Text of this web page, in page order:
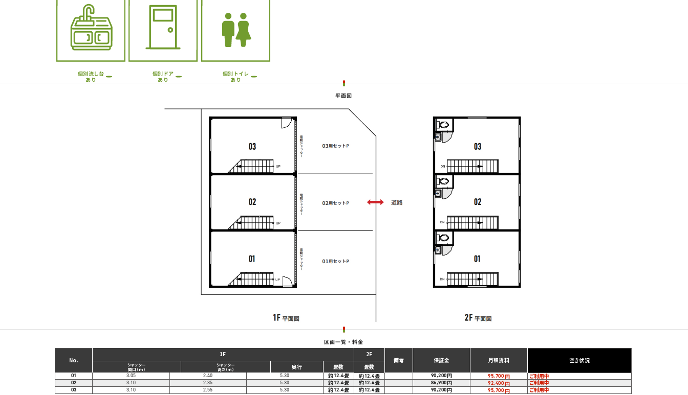
個別流し台
あり
個別ドア
あり
個別トイレ
あり
平面図
区画一覧・料金
No.
2F
備考 保証金 月額賃料 空き状況
シャッター
間口（ｍ）
シャッター
高さ（ｍ）
奥行 畳数 畳数
01 3.05 2.40 5.30 約12.4畳 約12.4畳 90,200円 95,700円 ご利用中
02 3.10 2.35 5.30 約12.4畳 約12.4畳 86,900円 92,400円 ご利用中
03 3.10 2.55 5.30 約12.4畳 約12.4畳 90,200円 95,700円 ご利用中